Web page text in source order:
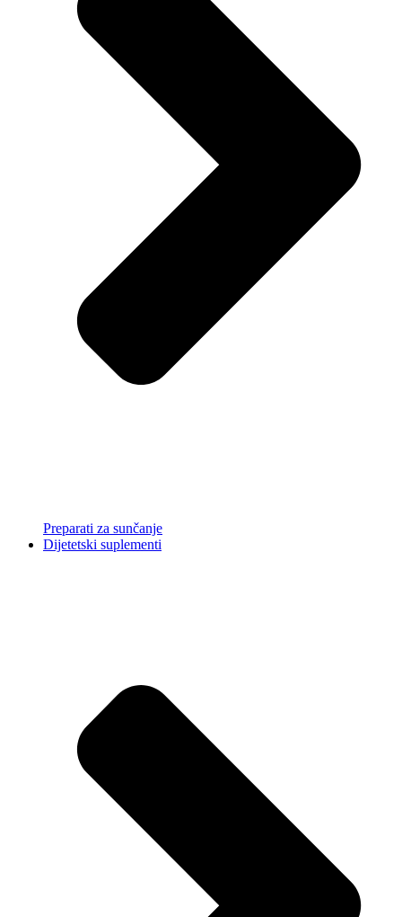
Preparati za sunčanje
Dijetetski suplementi